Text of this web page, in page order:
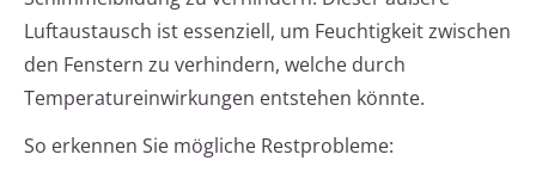
Luftaustausch ist essenziell, um Feuchtigkeit zwischen
den Fenstern zu verhindern, welche durch
Temperatureinwirkungen entstehen könnte.
So erkennen Sie mögliche Restprobleme: